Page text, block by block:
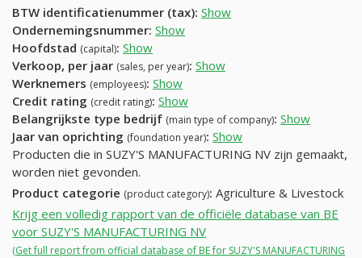
BTW identificatienummer (tax): Show
Ondernemingsnummer: Show
Hoofdstad (capital): Show
Verkoop, per jaar (sales, per year): Show
Werknemers (employees): Show
Credit rating (credit rating): Show
Belangrijkste type bedrijf (main type of company): Show
Jaar van oprichting (foundation year): Show
Producten die in SUZY'S MANUFACTURING NV zijn gemaakt,
worden niet gevonden.
Product categorie (product category): Agriculture & Livestock
Krijg een volledig rapport van de officiële database van BE
voor SUZY'S MANUFACTURING NV
(Get full report from official database of BE for SUZY'S MANUFACTURING